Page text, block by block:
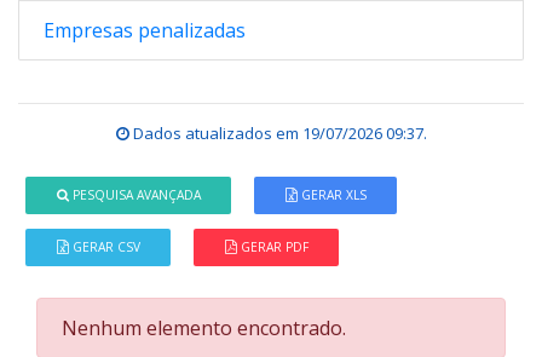
Empresas penalizadas
Dados atualizados em 19/07/2026 09:37.
PESQUISA AVANÇADA GERAR XLS
GERAR CSV GERAR PDF
Nenhum elemento encontrado.